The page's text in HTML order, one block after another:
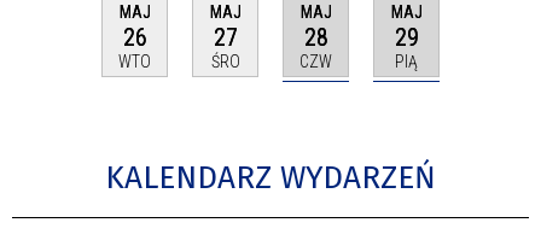
MAJ
26
WTO
MAJ
27
ŚRO
MAJ
28
CZW
MAJ
29
PIĄ
KALENDARZ WYDARZEŃ